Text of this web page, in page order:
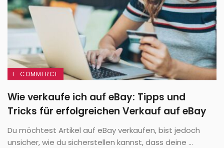
E-COMMERCE
Wie verkaufe ich auf eBay: Tipps und
Tricks für erfolgreichen Verkauf auf eBay
Du möchtest Artikel auf eBay verkaufen, bist jedoch
unsicher, wie du sicherstellen kannst, dass deine ...